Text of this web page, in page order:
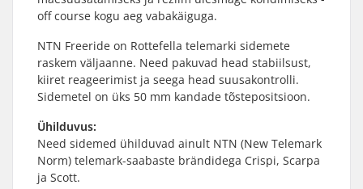
off course kogu aeg vabakäiguga.
NTN Freeride on Rottefella telemarki sidemete
raskem väljaanne. Need pakuvad head stabiilsust,
kiiret reageerimist ja seega head suusakontrolli.
Sidemetel on üks 50 mm kandade tõstepositsioon.
Ühilduvus:
Need sidemed ühilduvad ainult NTN (New Telemark
Norm) telemark-saabaste brändidega Crispi, Scarpa
ja Scott.